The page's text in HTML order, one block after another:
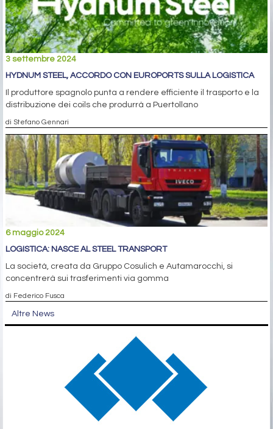
3 settembre 2024
HYDNUM STEEL, ACCORDO CON EUROPORTS SULLA LOGISTICA
Il produttore spagnolo punta a rendere efficiente il trasporto e la
distribuzione dei coils che produrrà a Puertollano
di Stefano Gennari
6 maggio 2024
LOGISTICA: NASCE AL STEEL TRANSPORT
La società, creata da Gruppo Cosulich e Autamarocchi, si
concentrerà sui trasferimenti via gomma
di Federico Fusca
Altre News